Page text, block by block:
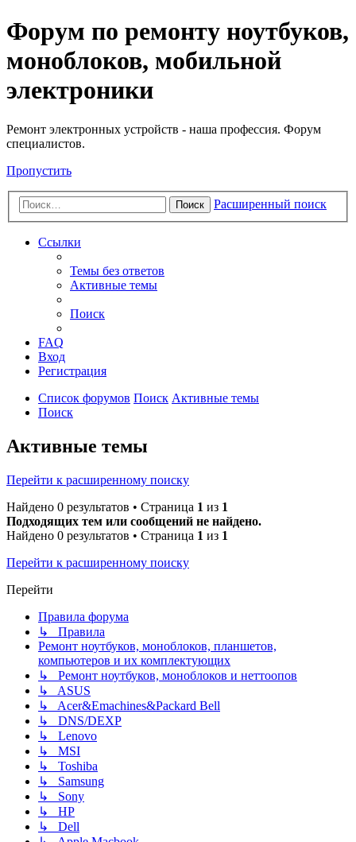
Регистрация
Форум по ремонту ноутбуков,
моноблоков, мобильной
электроники
Ремонт электронных устройств - наша профессия. Форум
специалистов.
Пропустить
Поиск Расширенный поиск
Ссылки
Темы без ответов
Активные темы
Поиск
FAQ
Вход
Регистрация
Список форумов Поиск Активные темы
Поиск
Активные темы
Перейти к расширенному поиску
Найдено 0 результатов • Страница 1 из 1
Подходящих тем или сообщений не найдено.
Найдено 0 результатов • Страница 1 из 1
Перейти к расширенному поиску
Перейти
Правила форума
↳ Правила
Ремонт ноутбуков, моноблоков, планшетов,
компьютеров и их комплектующих
↳ Ремонт ноутбуков, моноблоков и неттоопов
↳ ASUS
↳ Acer&Emachines&Packard Bell
↳ DNS/DEXP
↳ Lenovo
↳ MSI
↳ Toshiba
↳ Samsung
↳ Sony
↳ HP
↳ Dell